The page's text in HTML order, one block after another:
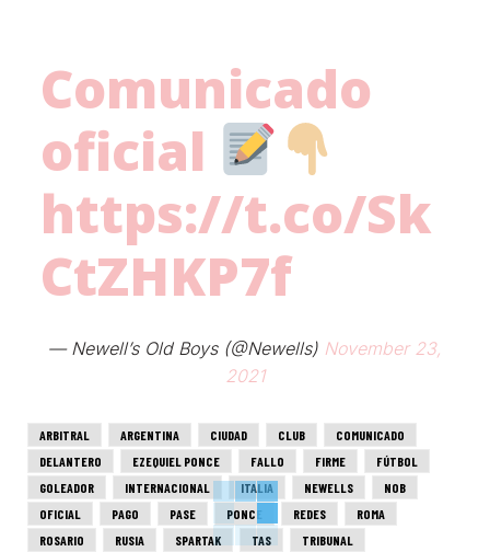
Comunicado
oficial
https://t.co/Sk
CtZHKP7f
— Newell’s Old Boys (@Newells) November 23,
2021
ARBITRAL ARGENTINA CIUDAD CLUB
COMUNICADO
DELANTERO
EZEQUIEL PONCE FALLO FIRME
FÚTBOL
GOLEADOR
INTERNACIONAL ITALIA NEWELLS
NOB
OFICIAL
PAGO PASE PONCE REDES
ROMA
ROSARIO
RUSIA SPARTAK TAS TRIBUNAL